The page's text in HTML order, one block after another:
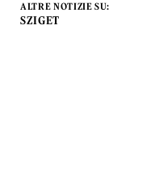
ALTRE NOTIZIE SU:
SZIGET